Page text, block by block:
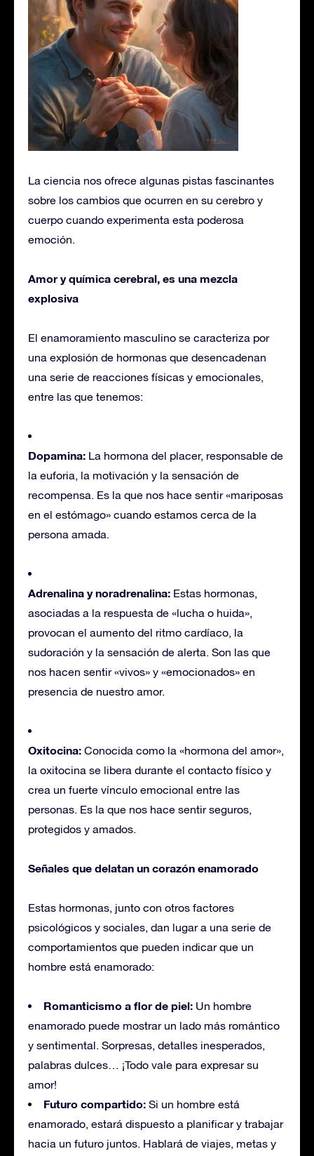
La ciencia nos ofrece algunas pistas fascinantes
sobre los cambios que ocurren en su cerebro y
cuerpo cuando experimenta esta poderosa
emoción.
Amor y química cerebral, es una mezcla
explosiva
El enamoramiento masculino se caracteriza por
una explosión de hormonas que desencadenan
una serie de reacciones físicas y emocionales,
entre las que tenemos:
Dopamina: La hormona del placer, responsable de
la euforia, la motivación y la sensación de
recompensa. Es la que nos hace sentir «mariposas
en el estómago» cuando estamos cerca de la
persona amada.
Adrenalina y noradrenalina: Estas hormonas,
asociadas a la respuesta de «lucha o huida»,
provocan el aumento del ritmo cardíaco, la
sudoración y la sensación de alerta. Son las que
nos hacen sentir «vivos» y «emocionados» en
presencia de nuestro amor.
Oxitocina: Conocida como la «hormona del amor»,
la oxitocina se libera durante el contacto físico y
crea un fuerte vínculo emocional entre las
personas. Es la que nos hace sentir seguros,
protegidos y amados.
Señales que delatan un corazón enamorado
Estas hormonas, junto con otros factores
psicológicos y sociales, dan lugar a una serie de
comportamientos que pueden indicar que un
hombre está enamorado:
Romanticismo a flor de piel: Un hombre
enamorado puede mostrar un lado más romántico
y sentimental. Sorpresas, detalles inesperados,
palabras dulces… ¡Todo vale para expresar su
amor!
Futuro compartido: Si un hombre está
enamorado, estará dispuesto a planificar y trabajar
hacia un futuro juntos. Hablará de viajes, metas y